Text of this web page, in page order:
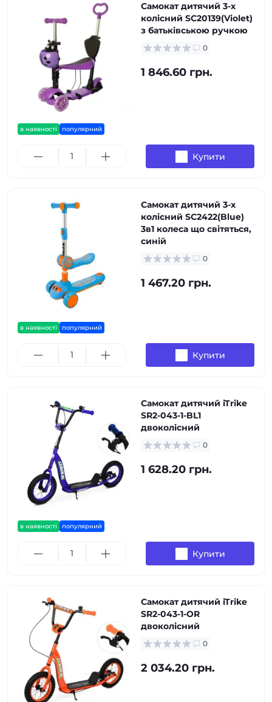
в наявності популярний
Самокат дитячий 3-х
колісний SC20139(Violet)
з батьківською ручкою
0
1 846.60 грн.
Купити
в наявності популярний
Самокат дитячий 3-х
колісний SC2422(Blue)
3в1 колеса що світяться,
синій
0
1 467.20 грн.
Купити
в наявності популярний
Самокат дитячий iTrike
SR2-043-1-BL1
двоколісний
0
1 628.20 грн.
Купити
Самокат дитячий iTrike
SR2-043-1-OR
двоколісний
0
2 034.20 грн.